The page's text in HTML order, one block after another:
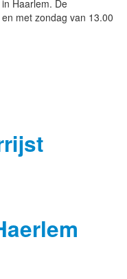
Haarlem. De
met zondag van 13.00